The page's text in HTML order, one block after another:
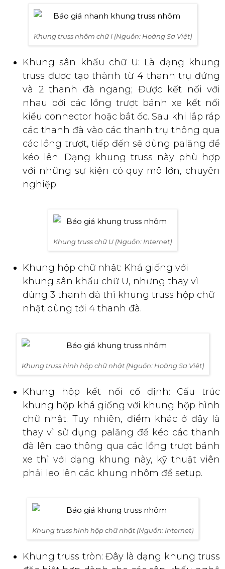
Khung truss nhôm chữ I (Nguồn: Hoàng Sa Việt)
Khung sân khấu chữ U: Là dạng khung
truss được tạo thành từ 4 thanh trụ đứng
và 2 thanh đà ngang; Được kết nối với
nhau bởi các lồng trượt bánh xe kết nối
kiểu connector hoặc bắt ốc. Sau khi lắp ráp
các thanh đà vào các thanh trụ thông qua
các lồng trượt, tiếp đến sẽ dùng palăng để
kéo lên. Dạng khung truss này phù hợp
với những sự kiện có quy mô lớn, chuyên
nghiệp.
Khung truss chữ U (Nguồn: Internet)
Khung hộp chữ nhật: Khá giống với
khung sân khấu chữ U, nhưng thay vì
dùng 3 thanh đà thì khung truss hộp chữ
nhật dùng tới 4 thanh đà.
Khung truss hình hộp chữ nhật (Nguồn: Hoàng Sa Việt)
Khung hộp kết nối cố định: Cấu trúc
khung hộp khá giống với khung hộp hình
chữ nhật. Tuy nhiên, điểm khác ở đây là
thay vì sử dụng palăng để kéo các thanh
đà lên cao thông qua các lồng trượt bánh
xe thì với dạng khung này, kỹ thuật viên
phải leo lên các khung nhôm để setup.
Khung truss hình hộp chữ nhật (Nguồn: Internet)
Khung truss tròn: Đây là dạng khung truss